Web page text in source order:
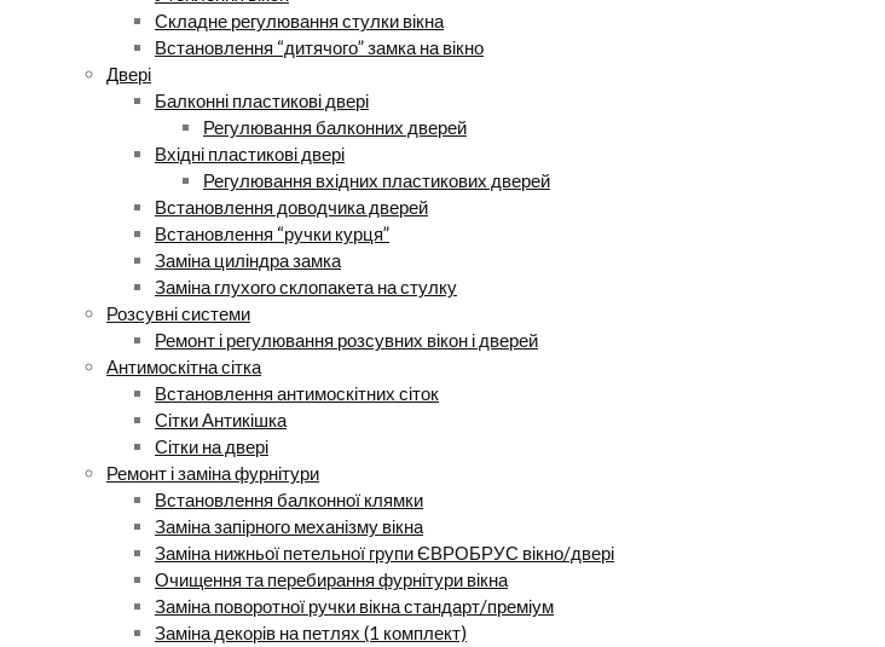
Складне регулювання стулки вікна
Встановлення “дитячого” замка на вікно
Двері
Балконні пластикові двері
Регулювання балконних дверей
Вхідні пластикові двері
Регулювання вхідних пластикових дверей
Встановлення доводчика дверей
Встановлення “ручки курця”
Заміна циліндра замка
Заміна глухого склопакета на стулку
Розсувні системи
Ремонт і регулювання розсувних вікон і дверей
Антимоскітна сітка
Встановлення антимоскітних сіток
Сітки Антикішка
Сітки на двері
Ремонт і заміна фурнітури
Встановлення балконної клямки
Заміна запірного механізму вікна
Заміна нижньої петельної групи ЄВРОБРУС вікно/двері
Очищення та перебирання фурнітури вікна
Заміна поворотної ручки вікна стандарт/преміум
Заміна декорів на петлях (1 комплект)